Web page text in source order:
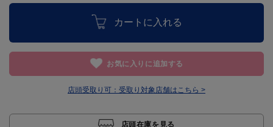
カートに入れる
お気に入りに追加する
店頭受取り可： 受取り対象店舗はこちら >
店頭在庫を見る